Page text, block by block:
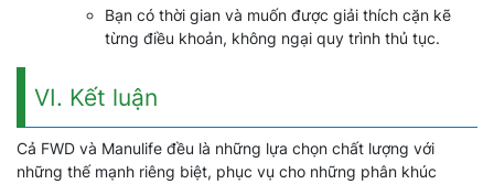
Bạn có thời gian và muốn được giải thích cặn kẽ
từng điều khoản, không ngại quy trình thủ tục.
VI. Kết luận
Cả FWD và Manulife đều là những lựa chọn chất lượng với
những thế mạnh riêng biệt, phục vụ cho những phân khúc